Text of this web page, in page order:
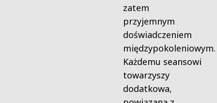
zatem
przyjemnym
doświadczeniem
międzypokoleniowym.
Każdemu seansowi
towarzyszy
dodatkowa,